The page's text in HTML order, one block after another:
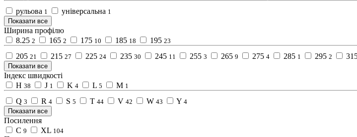
рульова 1 універсальна 1
Показати все
Ширина профілю
8.25 2 165 2 175 10 185 18 195 23
205 21 215 27 225 24 235 30 245 11 255 3 265 9 275 4 285 1 295 2
Показати все
Індекс швидкості
H 38 J 1 K 4 L 5 M 1
Q 3 R 4 S 5 T 44 V 42 W 43 Y 4
Показати все
Посилення
C 9 XL 104